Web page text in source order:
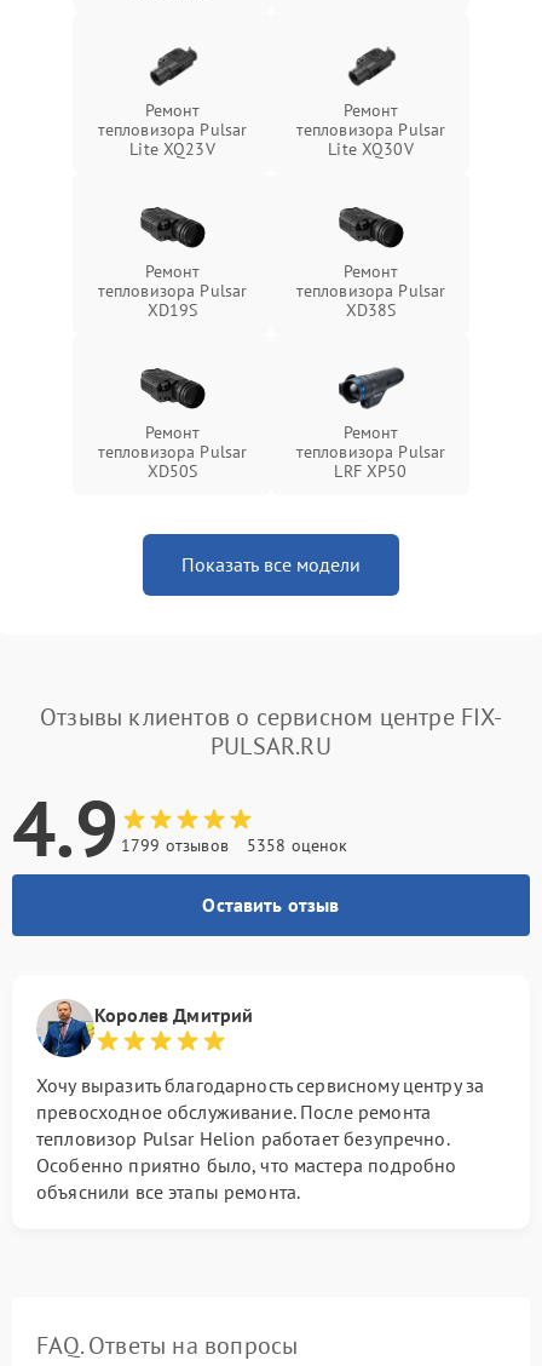
Ремонт
тепловизора Pulsar
Lite XQ23V
Ремонт
тепловизора Pulsar
Lite XQ30V
Ремонт
тепловизора Pulsar
XD19S
Ремонт
тепловизора Pulsar
XD38S
Ремонт
тепловизора Pulsar
XD50S
Ремонт
тепловизора Pulsar
LRF XP50
Показать все модели
Отзывы клиентов о сервисном центре FIX-
PULSAR.RU
4.9 1799 отзывов 5358 оценок
Оставить отзыв
Королев Дмитрий
Хочу выразить благодарность сервисному центру за
превосходное обслуживание. После ремонта
тепловизор Pulsar Helion работает безупречно.
Особенно приятно было, что мастера подробно
объяснили все этапы ремонта.
FAQ. Ответы на вопросы